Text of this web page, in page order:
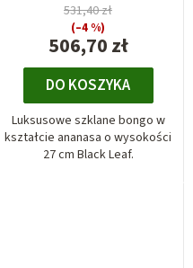
506,70 zł
531,40 zł
(–4 %)
DO KOSZYKA
Luksusowe szklane bongo w
kształcie ananasa o wysokości
27 cm Black Leaf.